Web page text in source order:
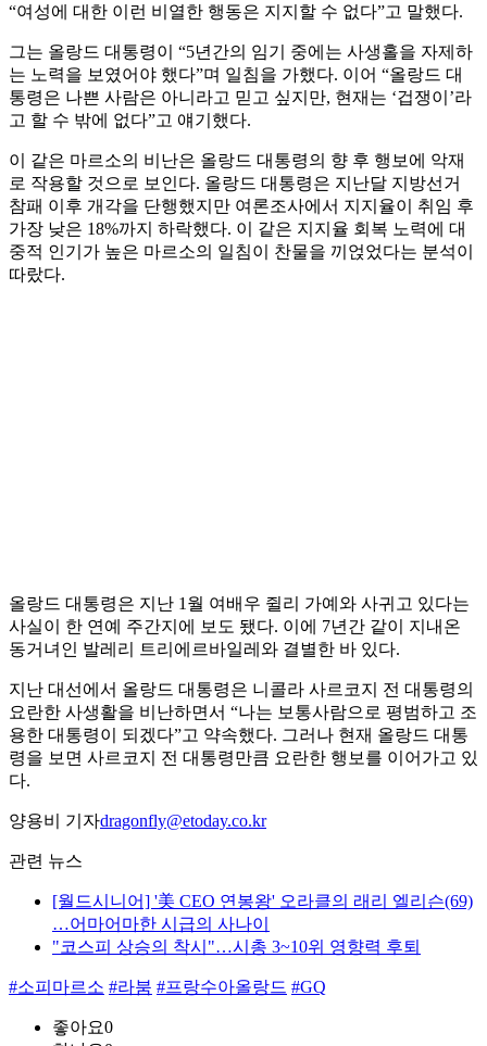
“여성에 대한 이런 비열한 행동은 지지할 수 없다”고 말했다.
그는 올랑드 대통령이 “5년간의 임기 중에는 사생홀을 자제하
는 노력을 보였어야 했다”며 일침을 가했다. 이어 “올랑드 대
통령은 나쁜 사람은 아니라고 믿고 싶지만, 현재는 ‘겁쟁이’라
고 할 수 밖에 없다”고 얘기했다.
이 같은 마르소의 비난은 올랑드 대통령의 향 후 행보에 악재
로 작용할 것으로 보인다. 올랑드 대통령은 지난달 지방선거
참패 이후 개각을 단행했지만 여론조사에서 지지율이 취임 후
가장 낮은 18%까지 하락했다. 이 같은 지지율 회복 노력에 대
중적 인기가 높은 마르소의 일침이 찬물을 끼얹었다는 분석이
따랐다.
올랑드 대통령은 지난 1월 여배우 쥘리 가예와 사귀고 있다는
사실이 한 연예 주간지에 보도 됐다. 이에 7년간 같이 지내온
동거녀인 발레리 트리에르바일레와 결별한 바 있다.
지난 대선에서 올랑드 대통령은 니콜라 사르코지 전 대통령의
요란한 사생활을 비난하면서 “나는 보통사람으로 평범하고 조
용한 대통령이 되겠다”고 약속했다. 그러나 현재 올랑드 대통
령을 보면 사르코지 전 대통령만큼 요란한 행보를 이어가고 있
다.
양용비 기자dragonfly@etoday.co.kr
관련 뉴스
[월드시니어] '美 CEO 연봉왕' 오라클의 래리 엘리슨(69)
…어마어마한 시급의 사나이
"코스피 상승의 착시"…시총 3~10위 영향력 후퇴
#소피마르소 #라붐 #프랑수아올랑드 #GQ
좋아요0